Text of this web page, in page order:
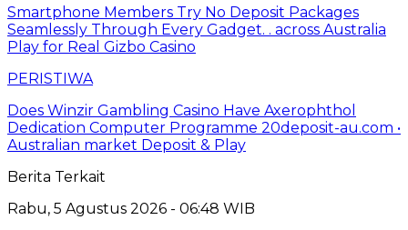
Smartphone Members Try No Deposit Packages
Seamlessly Through Every Gadget. . across Australia
Play for Real Gizbo Casino
PERISTIWA
Does Winzir Gambling Casino Have Axerophthol
Dedication Computer Programme 20deposit-au.com •
Australian market Deposit & Play
Berita Terkait
Rabu, 5 Agustus 2026 - 06:48 WIB